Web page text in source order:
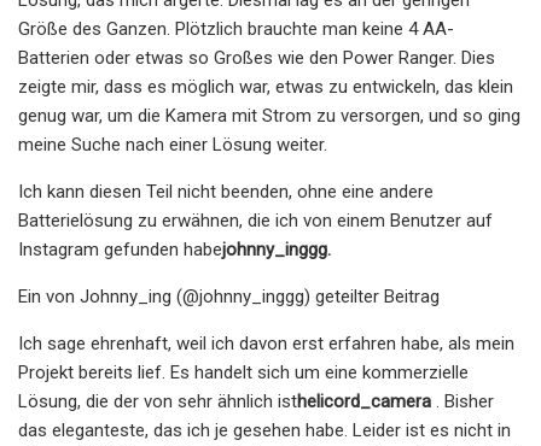
Größe des Ganzen. Plötzlich brauchte man keine 4 AA-
Batterien oder etwas so Großes wie den Power Ranger. Dies
zeigte mir, dass es möglich war, etwas zu entwickeln, das klein
genug war, um die Kamera mit Strom zu versorgen, und so ging
meine Suche nach einer Lösung weiter.
Ich kann diesen Teil nicht beenden, ohne eine andere
Batterielösung zu erwähnen, die ich von einem Benutzer auf
Instagram gefunden habejohnny_inggg.
Ein von Johnny_ing (@johnny_inggg) geteilter Beitrag
Ich sage ehrenhaft, weil ich davon erst erfahren habe, als mein
Projekt bereits lief. Es handelt sich um eine kommerzielle
Lösung, die der von sehr ähnlich isthelicord_camera . Bisher
das eleganteste, das ich je gesehen habe. Leider ist es nicht in